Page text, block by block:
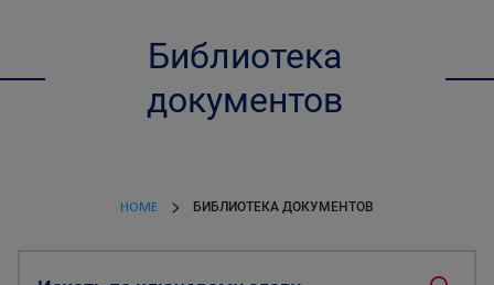
Библиотека
документов
HOME БИБЛИОТЕКА ДОКУМЕНТОВ